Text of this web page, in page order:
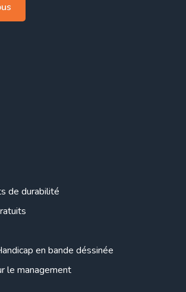
de durabilité
en bande déssinée
le management